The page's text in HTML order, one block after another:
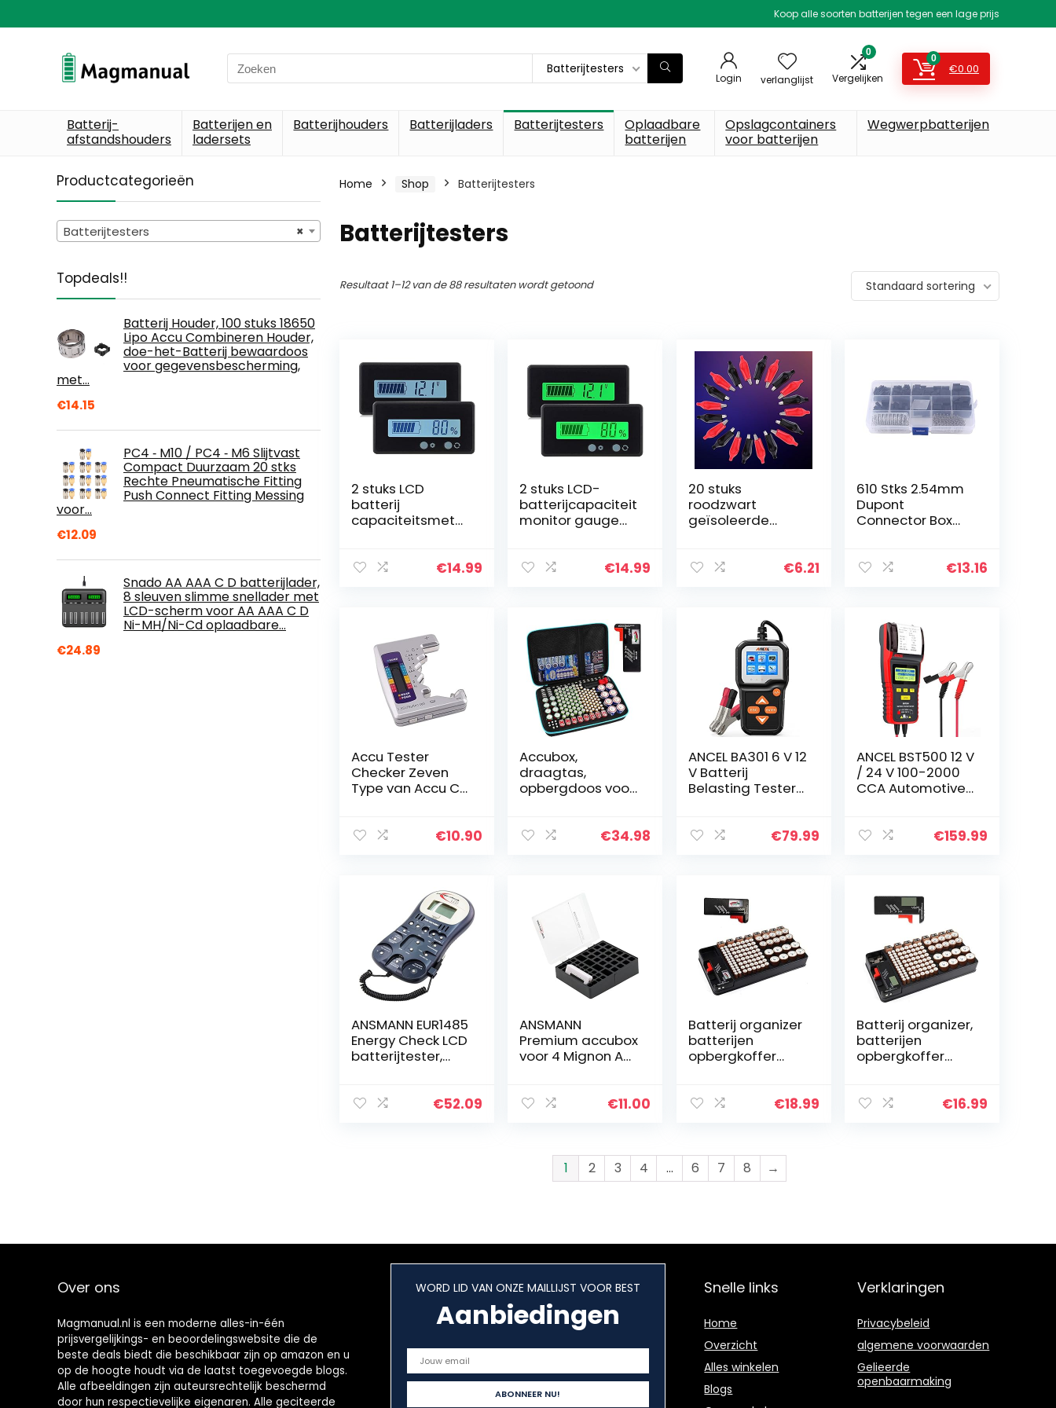
Koop alle soorten batterijen tegen een lage prijs
Search
for:
Batterijtesters
Login verlanglijst
0
Vergelijken
0
€0.00
Batterij-
afstandshouders
Batterijen en
ladersets
Batterijhouders Batterijladers Batterijtesters
Oplaadbare
batterijen
Opslagcontainers
voor batterijen
Wegwerpbatterijen
Productcategorieën
×
Batterijtesters
Topdeals!!
Batterij Houder, 100 stuks 18650
Lipo Accu Combineren Houder,
doe-het-Batterij bewaardoos
voor gegevensbescherming,
met…
€14.15
PC4 ‑ M10 / PC4 ‑ M6 Slijtvast
Compact Duurzaam 20 stks
Rechte Pneumatische Fitting
Push Connect Fitting Messing
voor…
€12.09
Snado AA AAA C D batterijlader,
8 sleuven slimme snellader met
LCD-scherm voor AA AAA C D
Ni-MH/Ni-Cd oplaadbare…
€24.89
Home Shop Batterijtesters
Batterijtesters
Resultaat 1–12 van de 88 resultaten wordt getoond Standaard sortering
2 stuks LCD
batterij
capaciteitsmeter,
loodaccu
€14.99
2 stuks LCD-
batterijcapaciteit
monitor gauge
batterij
€14.99
20 stuks
roodzwart
geïsoleerde
gecoate
€6.21
610 Stks 2.54mm
Dupont
Connector Box
Crimp Connector
€13.16
Accu Tester
Checker Zeven
Type van Accu C
Batterijen
€10.90
Accubox,
draagtas,
opbergdoos voor
(BT168),
€34.98
ANCEL BA301 6 V 12
V Batterij
Belasting Tester
Opladen Systeem
€79.99
ANCEL BST500 12 V
/ 24 V 100-2000
CCA Automotive
e en
€159.99
ANSMANN EUR1485
Energy Check LCD
batterijtester,
testapparaat
€52.09
ANSMANN
Premium accubox
voor 4 Mignon AA
batterijen –
€11.00
Batterij organizer
batterijen
opbergkoffer
verschillende€18.99
Batterij organizer,
batterijen
opbergkoffer
verschillende€16.99
1 2 3 4 … 6 7 8 →
Over ons
Magmanual.nl is een moderne alles-in-één
prijsvergelijkings- en beoordelingswebsite die de
beste deals biedt die beschikbaar zijn op amazon en u
op de hoogte houdt via de laatst toegevoegde blogs.
Alle afbeeldingen zijn auteursrechtelijk beschermd
door hun respectievelijke eigenaren. Alle geciteerde
WORD LID VAN ONZE MAILLIJST VOOR BEST
Aanbiedingen
Snelle links
Home
Overzicht
Alles winkelen
Blogs
Verklaringen
Privacybeleid
algemene voorwaarden
Gelieerde
openbaarmaking